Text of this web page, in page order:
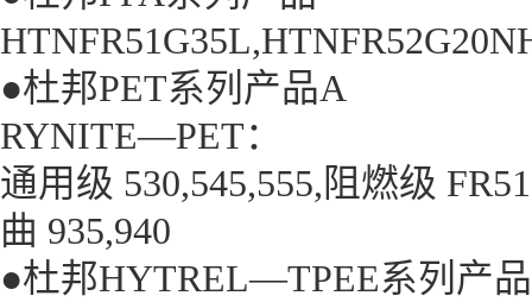
●杜邦PET系列产品A
RYNITE—PET：
通用级 530,545,555,阻燃级
曲 935,940
●杜邦HYTREL—TPEE系列产品